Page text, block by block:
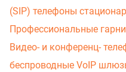
(SIP) телефоны
Профессиональные
Видео- и конференц-
беспроводные VoIP